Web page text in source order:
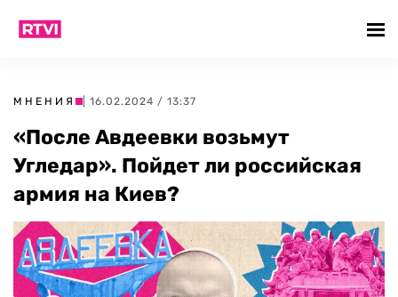
МНЕНИЯ | 16.02.2024 / 13:37
«После Авдеевки возьмут
Угледар». Пойдет ли российская
армия на Киев?